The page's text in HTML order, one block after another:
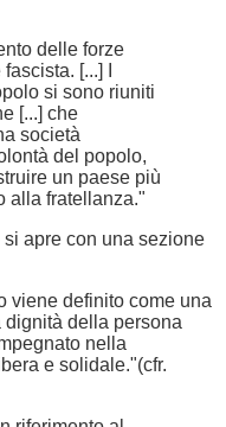
delle forze
[...] I
si sono riuniti
[...] che
società
del popolo,
un paese più
alla fratellanza."
apre con una sezione
viene definito come una
della persona
nella
e solidale."(cfr.